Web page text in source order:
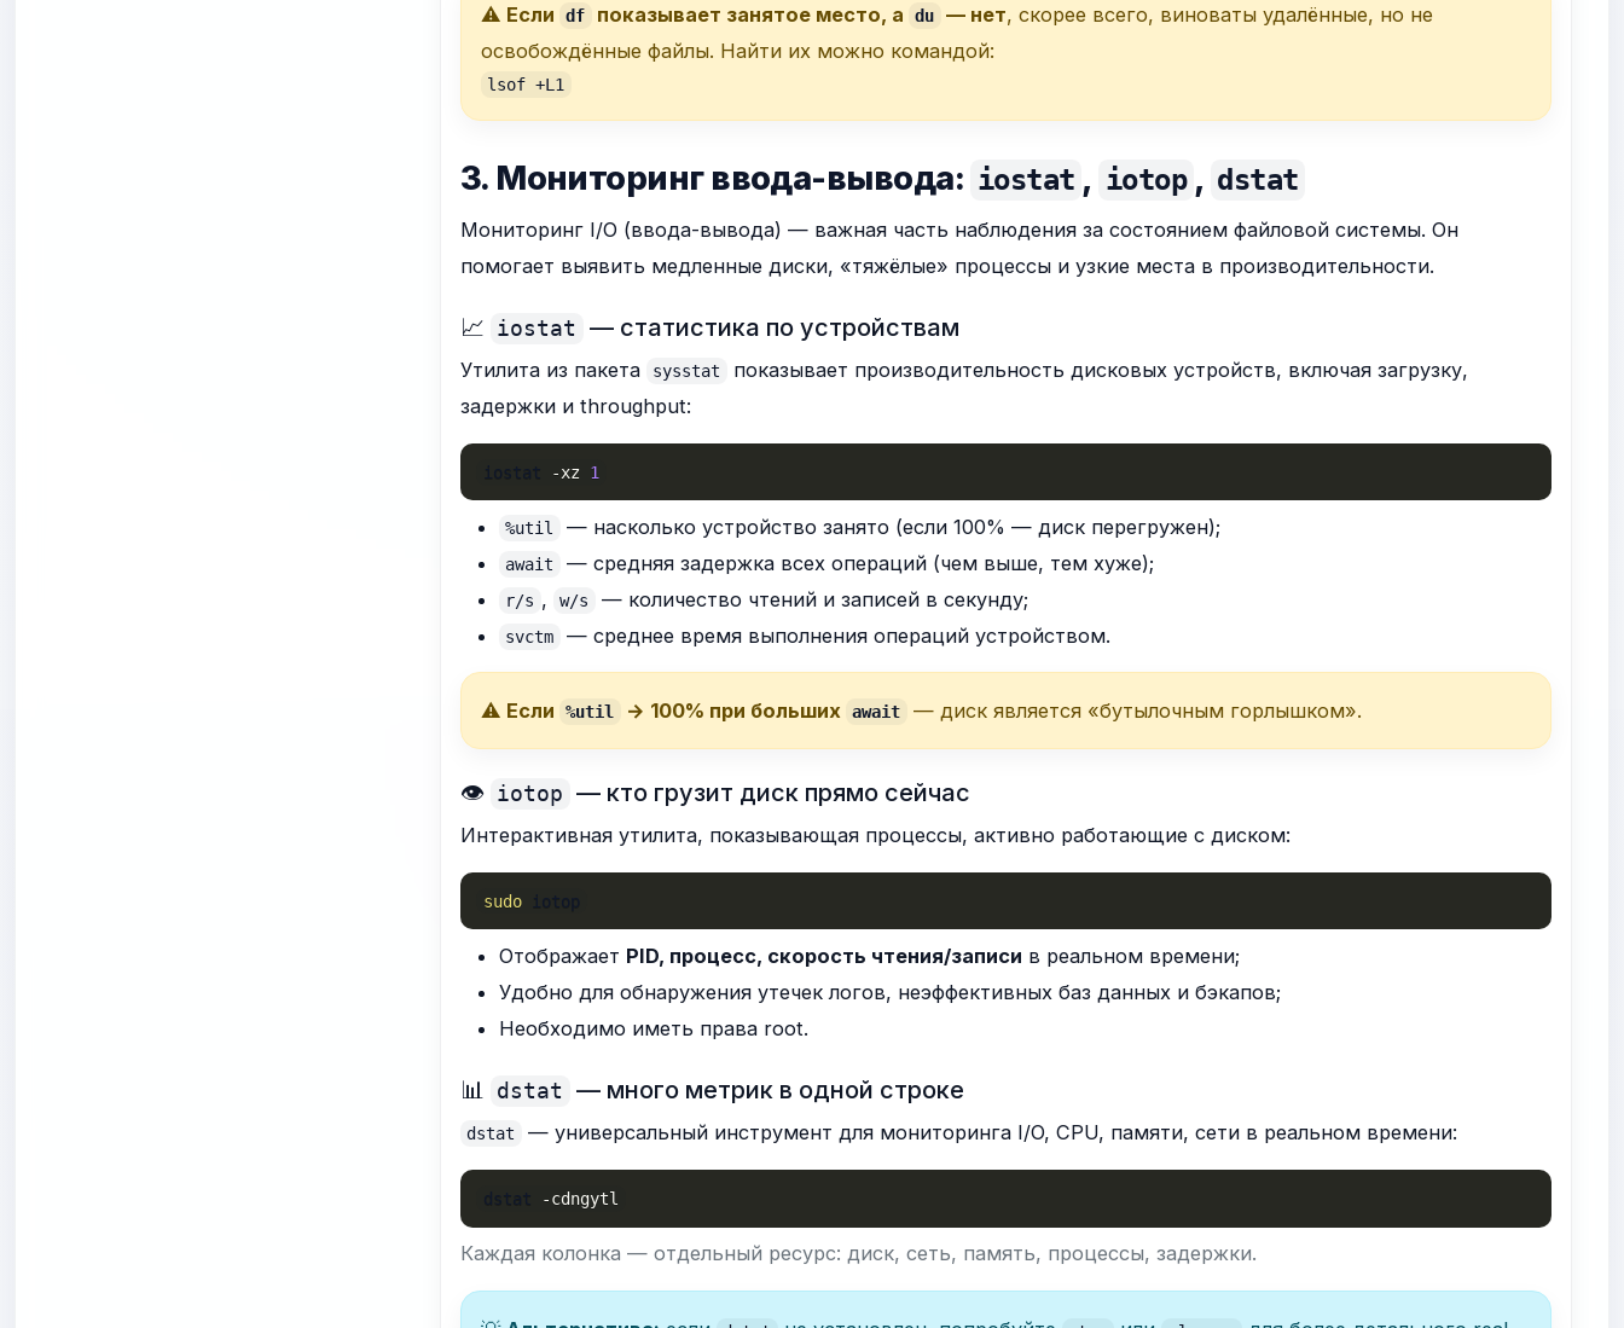
⚠️ Если df показывает занятое место, а du — нет, скорее всего, виноваты удалённые, но не
освобождённые файлы. Найти их можно командой:
lsof +L1
3. Мониторинг ввода-вывода: iostat , iotop , dstat
Мониторинг I/O (ввода-вывода) — важная часть наблюдения за состоянием файловой системы. Он
помогает выявить медленные диски, «тяжёлые» процессы и узкие места в производительности.
📈 iostat — статистика по устройствам
Утилита из пакета sysstat
показывает производительность дисковых устройств, включая загрузку,
задержки и throughput:
-xz 1
%util — насколько устройство занято (если 100% — диск перегружен);
await — средняя задержка всех операций (чем выше, тем хуже);
r/s , w/s — количество чтений и записей в секунду;
svctm — среднее время выполнения операций устройством.
⚠️ Если %util → 100% при больших await — диск является «бутылочным горлышком».
👁️ iotop — кто грузит диск прямо сейчас
Интерактивная утилита, показывающая процессы, активно работающие с диском:
sudo
Отображает PID, процесс, скорость чтения/записи в реальном времени;
Удобно для обнаружения утечек логов, неэффективных баз данных и бэкапов;
Необходимо иметь права root.
📊 dstat — много метрик в одной строке
dstat — универсальный инструмент для мониторинга I/O, CPU, памяти, сети в реальном времени:
-cdngytl
Каждая колонка — отдельный ресурс: диск, сеть, память, процессы, задержки.